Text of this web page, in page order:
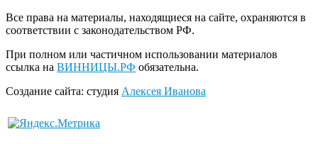
Все права на материалы, находящиеся на сайте, охраняются в
соответствии с законодательством РФ.
При полном или частичном использовании материалов
ссылка на ВИННИЦЫ.РФ обязательна.
Создание сайта: студия Алексея Иванова